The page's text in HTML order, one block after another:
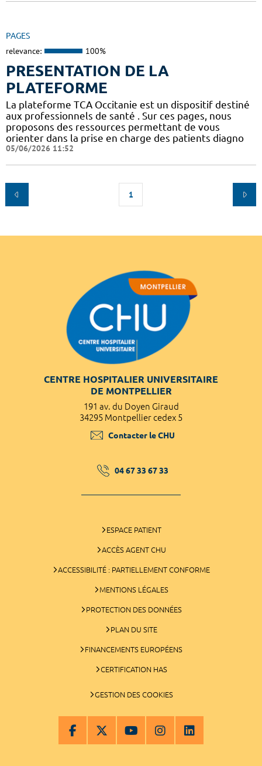
PAGES
relevance: 100%
PRESENTATION DE LA
PLATEFORME
La plateforme TCA Occitanie est un dispositif destiné
aux professionnels de santé . Sur ces pages, nous
proposons des ressources permettant de vous
orienter dans la prise en charge des patients diagno
05/06/2026 11:52
1
CENTRE HOSPITALIER UNIVERSITAIRE
DE MONTPELLIER
191 av. du Doyen Giraud
34295 Montpellier cedex 5
Contacter le CHU
04 67 33 67 33
ESPACE PATIENT
ACCÈS AGENT CHU
ACCESSIBILITÉ : PARTIELLEMENT CONFORME
MENTIONS LÉGALES
PROTECTION DES DONNÉES
PLAN DU SITE
FINANCEMENTS EUROPÉENS
CERTIFICATION HAS
GESTION DES COOKIES